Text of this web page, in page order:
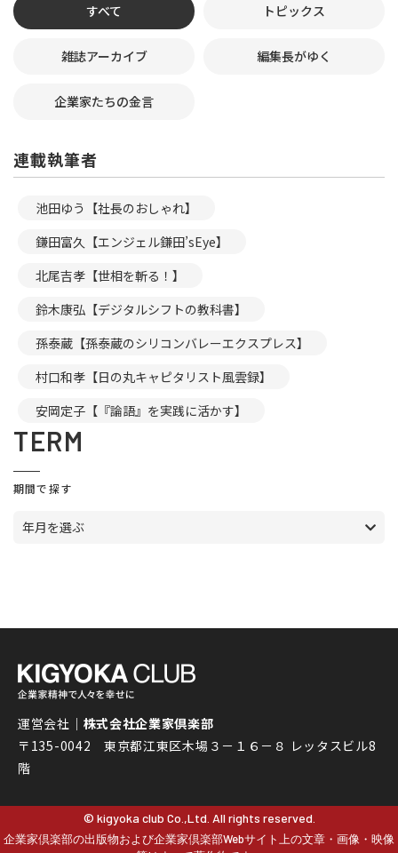
すべて トピックス
雑誌アーカイブ 編集長がゆく
企業家たちの金言
連載執筆者
池田ゆう【社長のおしゃれ】
鎌田富久【エンジェル鎌田’sEye】
北尾吉孝【世相を斬る！】
鈴木康弘【デジタルシフトの教科書】
孫泰蔵【孫泰蔵のシリコンバレーエクスプレス】
村口和孝【日の丸キャピタリスト風雲録】
安岡定子【『論語』を実践に活かす】
TERM
期間で探す
年月を選ぶ
運営会社｜ 株式会社企業家倶楽部
〒135-0042 東京都江東区木場３－１６－８ レッタスビル8
階
© kigyoka club Co.,Ltd. All rights reserved.
企業家倶楽部の出版物および企業家倶楽部Webサイト上の文章・画像・映像